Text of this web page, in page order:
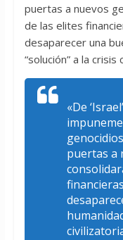
puertas a nuevos
de las elites
desaparecer una
“solución” a la
«De
puertas a